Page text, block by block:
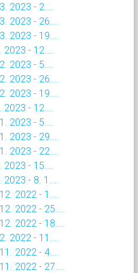
2023 - 2....
2023 - 26....
2023 - 19....
- 12....
2023 - 5....
2023 - 26....
2023 - 19....
- 12....
2023 - 5....
2023 - 29....
2023 - 22....
- 15....
- 8. 1....
2022 - 1....
2022 - 25....
2022 - 18....
2022 - 11....
2022 - 4....
2022 - 27....